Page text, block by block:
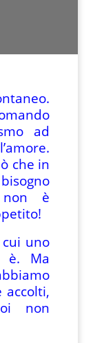
ad
che in
non è
cui uno
è. Ma
accolti,
non